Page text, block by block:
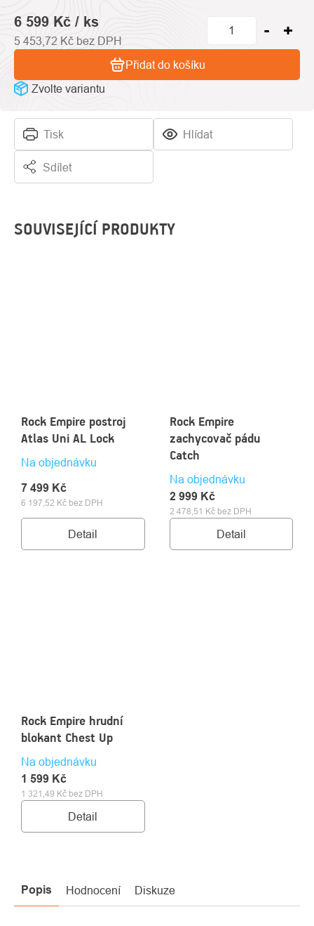
Tisk Hlídat
Sdílet
6 599 Kč / ks
5 453,72 Kč bez DPH
Zvolte variantu
Přidat do košíku
SOUVISEJÍCÍ PRODUKTY
Rock Empire postroj
Atlas Uni AL Lock
Na objednávku
6 197,52 Kč bez DPH
7 499 Kč
Detail
Rock Empire
zachycovač pádu
Catch
Na objednávku
2 478,51 Kč bez DPH
2 999 Kč
Detail
Rock Empire hrudní
blokant Chest Up
Na objednávku
1 321,49 Kč bez DPH
1 599 Kč
Detail
Popis Hodnocení Diskuze